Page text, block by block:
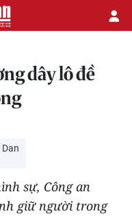
dây lô đề
sự, Công an
giữ người trong